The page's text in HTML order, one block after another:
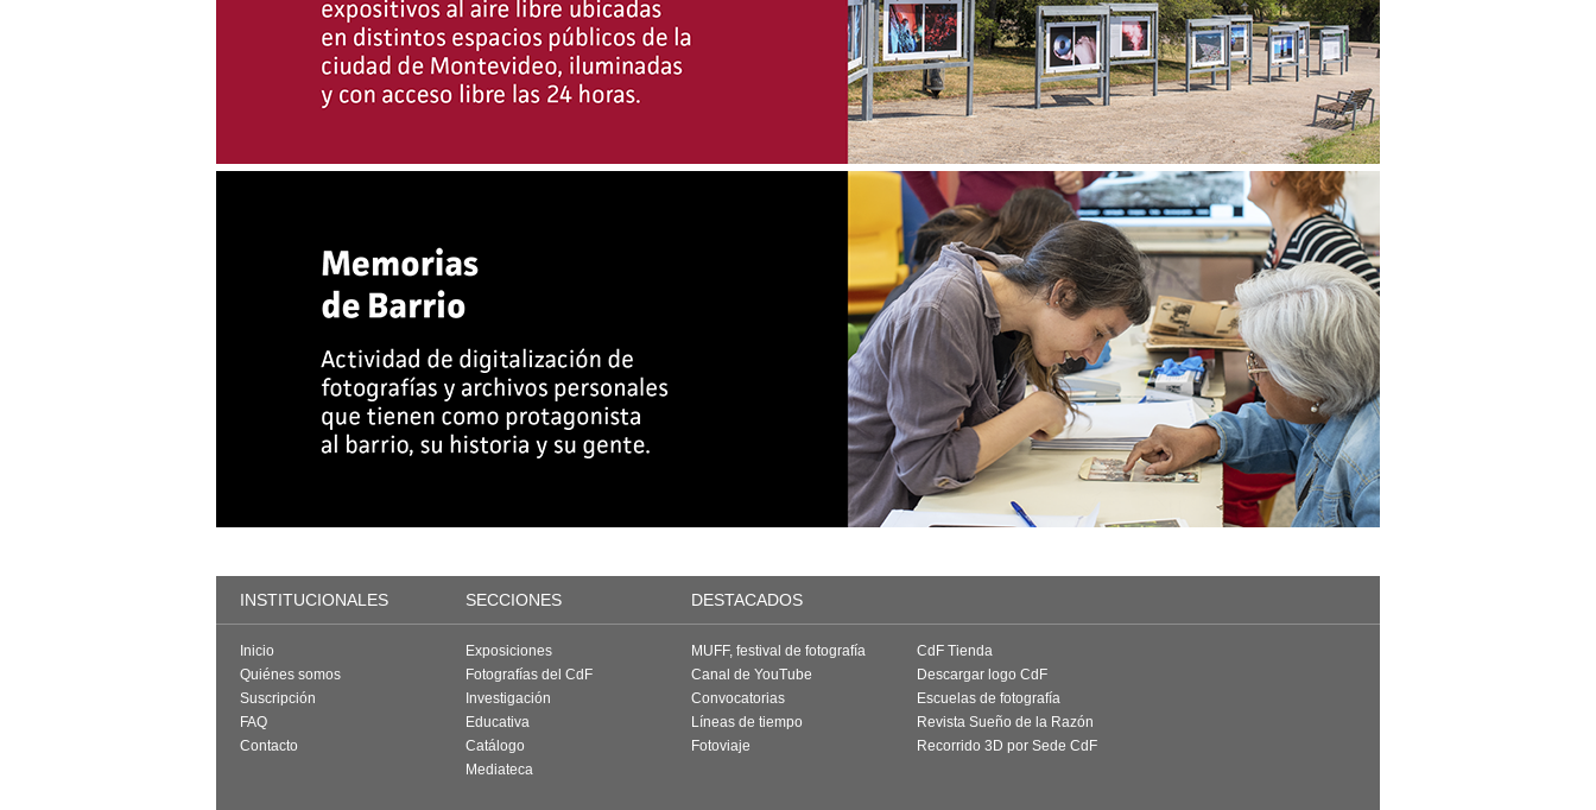
INSTITUCIONALES SECCIONES DESTACADOS
Inicio
Quiénes somos
Suscripción
FAQ
Contacto
Exposiciones
Fotografías del CdF
Investigación
Educativa
Catálogo
Mediateca
MUFF, festival de fotografía
Canal de YouTube
Convocatorias
Líneas de tiempo
Fotoviaje
CdF Tienda
Descargar logo CdF
Escuelas de fotografía
Revista Sueño de la Razón
Recorrido 3D por Sede CdF